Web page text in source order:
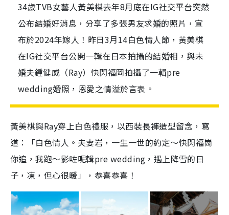
34歲TVB女藝人黃美棋去年8月底在IG社交平台突然
公布結婚好消息，分享了多張男友求婚的照片，宣
布於2024年嫁人！昨日3月14白色情人節，黃美棋
在IG社交平台公開一輯在日本拍攝的結婚相，與未
婚夫鍾健威（Ray）快閃福岡拍攝了一輯pre
wedding婚照，恩愛之情溢於言表。
黃美棋與Ray穿上白色禮服，以西裝長褲造型留念，寫
道：「白色情人。夫妻岩，一生一世的約定～快閃福崗
你追，我跑～影咗呢輯pre wedding，遇上降雪的日
子，凍，但心很暖」，恭喜恭喜！